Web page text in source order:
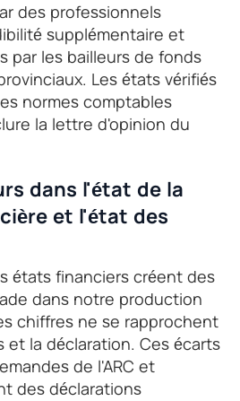
des professionnels
supplémentaire et
par les bailleurs de fonds
Les états vérifiés
normes comptables
la lettre d'opinion du
dans l'état de la
et l'état des
états financiers créent des
dans notre production
chiffres ne se rapprochent
et la déclaration. Ces écarts
de l'ARC et
des déclarations